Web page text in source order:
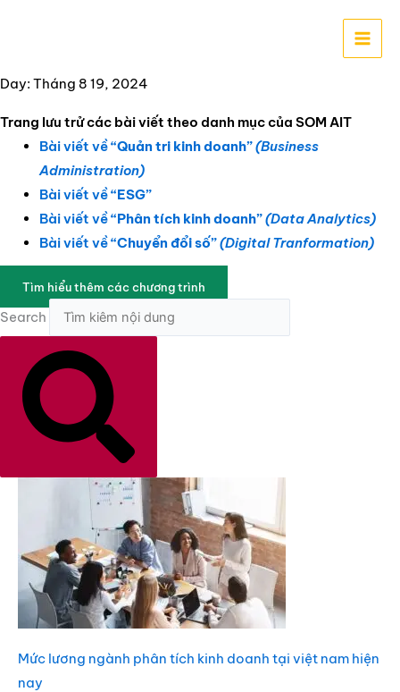
dung
Day: Tháng 8 19, 2024
Trang lưu trử các bài viết theo danh mục của SOM AIT
Bài viết về“Quản tri kinh doanh”(Business
Administration)
Bài viết về“ESG”
Bài viết về“Phân tích kinh doanh”(Data Analytics)
Bài viết về“Chuyển đổi số”(Digital Tranformation)
Tìm hiểu thêm các chương trình
Search
Mức lương ngành phân tích kinh doanh tại việt nam hiện
nay